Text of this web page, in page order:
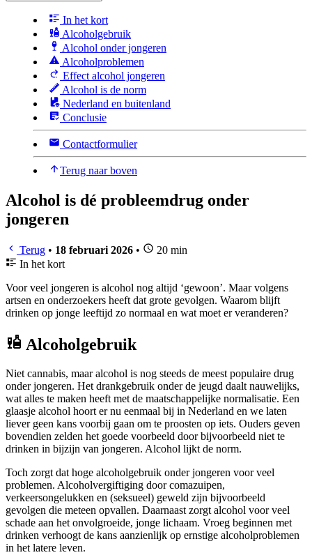
In het kort
Alcoholgebruik
Alcohol onder jongeren
Alcoholproblemen
Effect alcohol jongeren
Alcohol is de norm
Nederland en buitenland
Conclusie
Contactformulier
Terug naar boven
Alcohol is dé probleemdrug onder
jongeren
Terug • 18 februari 2026 •
20 min
In het kort
Voor veel jongeren is alcohol nog altijd ‘gewoon’. Maar volgens
artsen en onderzoekers heeft dat grote gevolgen. Waarom blijft
drinken op jonge leeftijd zo normaal en wat moet er veranderen?
Alcoholgebruik
Niet cannabis, maar alcohol is nog steeds de meest populaire drug
onder jongeren. Het drankgebruik onder de jeugd daalt nauwelijks,
wat alles te maken heeft met de maatschappelijke normalisatie. Een
glaasje alcohol hoort er nu eenmaal bij in Nederland en we laten
liever geen kans voorbij gaan om te proosten op iets. Ouders geven
bovendien zelden het goede voorbeeld door bijvoorbeeld niet te
drinken in bijzijn van jongeren. Alcohol lijkt de norm.
Toch zorgt dat hoge alcoholgebruik onder jongeren voor veel
problemen. Alcoholvergiftiging door comazuipen,
verkeersongelukken en (seksueel) geweld zijn bijvoorbeeld
gevolgen die meteen opvallen. Daarnaast zorgt alcohol voor veel
schade aan het onvolgroeide, jonge lichaam. Vroeg beginnen met
drinken verhoogt de kans aanzienlijk op ernstige alcoholproblemen
in het latere leven.